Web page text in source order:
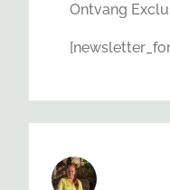
Ontvang